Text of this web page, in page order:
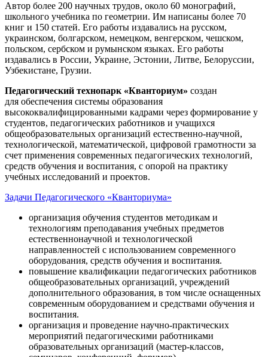
Автор более 200 научных трудов, около 60 монографий,
школьного учебника по геометрии. Им написаны более 70
книг и 150 статей. Его работы издавались на русском,
украинском, болгарском, немецком, венгерском, чешском,
польском, сербском и румынском языках. Его работы
издавались в России, Украине, Эстонии, Литве, Белоруссии,
Узбекистане, Грузии.
Педагогический технопарк «Кванториум» создан
для обеспечения системы образования
высококвалифицированными кадрами через формирование у
студентов, педагогических работников и учащихся
общеобразовательных организаций естественно-научной,
технологической, математической, цифровой грамотности за
счет применения современных педагогических технологий,
средств обучения и воспитания, с опорой на практику
учебных исследований и проектов.
Задачи Педагогического «Кванториума»
организация обучения студентов методикам и
технологиям преподавания учебных предметов
естественнонаучной и технологической
направленностей с использованием современного
оборудования, средств обучения и воспитания.
повышение квалификации педагогических работников
общеобразовательных организаций, учреждений
дополнительного образования, в том числе оснащенных
современным оборудованием и средствами обучения и
воспитания.
организация и проведение научно-практических
мероприятий педагогическими работниками
образовательных организаций (мастер-классов,